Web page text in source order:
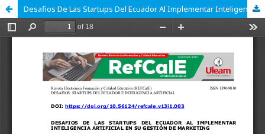
Desafios De Las Startups Del Ecuador Al Implementar Inteligencia Artificial En Su Gestión De Marketing